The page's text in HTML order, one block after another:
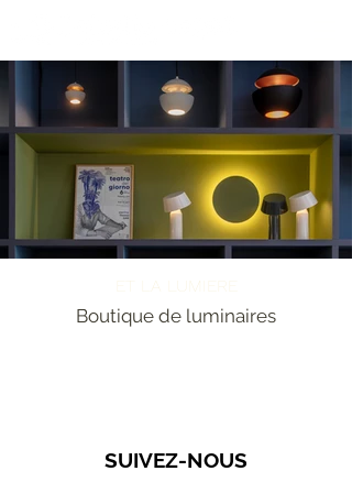
ET LA LUMIERE
Boutique de luminaires
SUIVEZ-NOUS